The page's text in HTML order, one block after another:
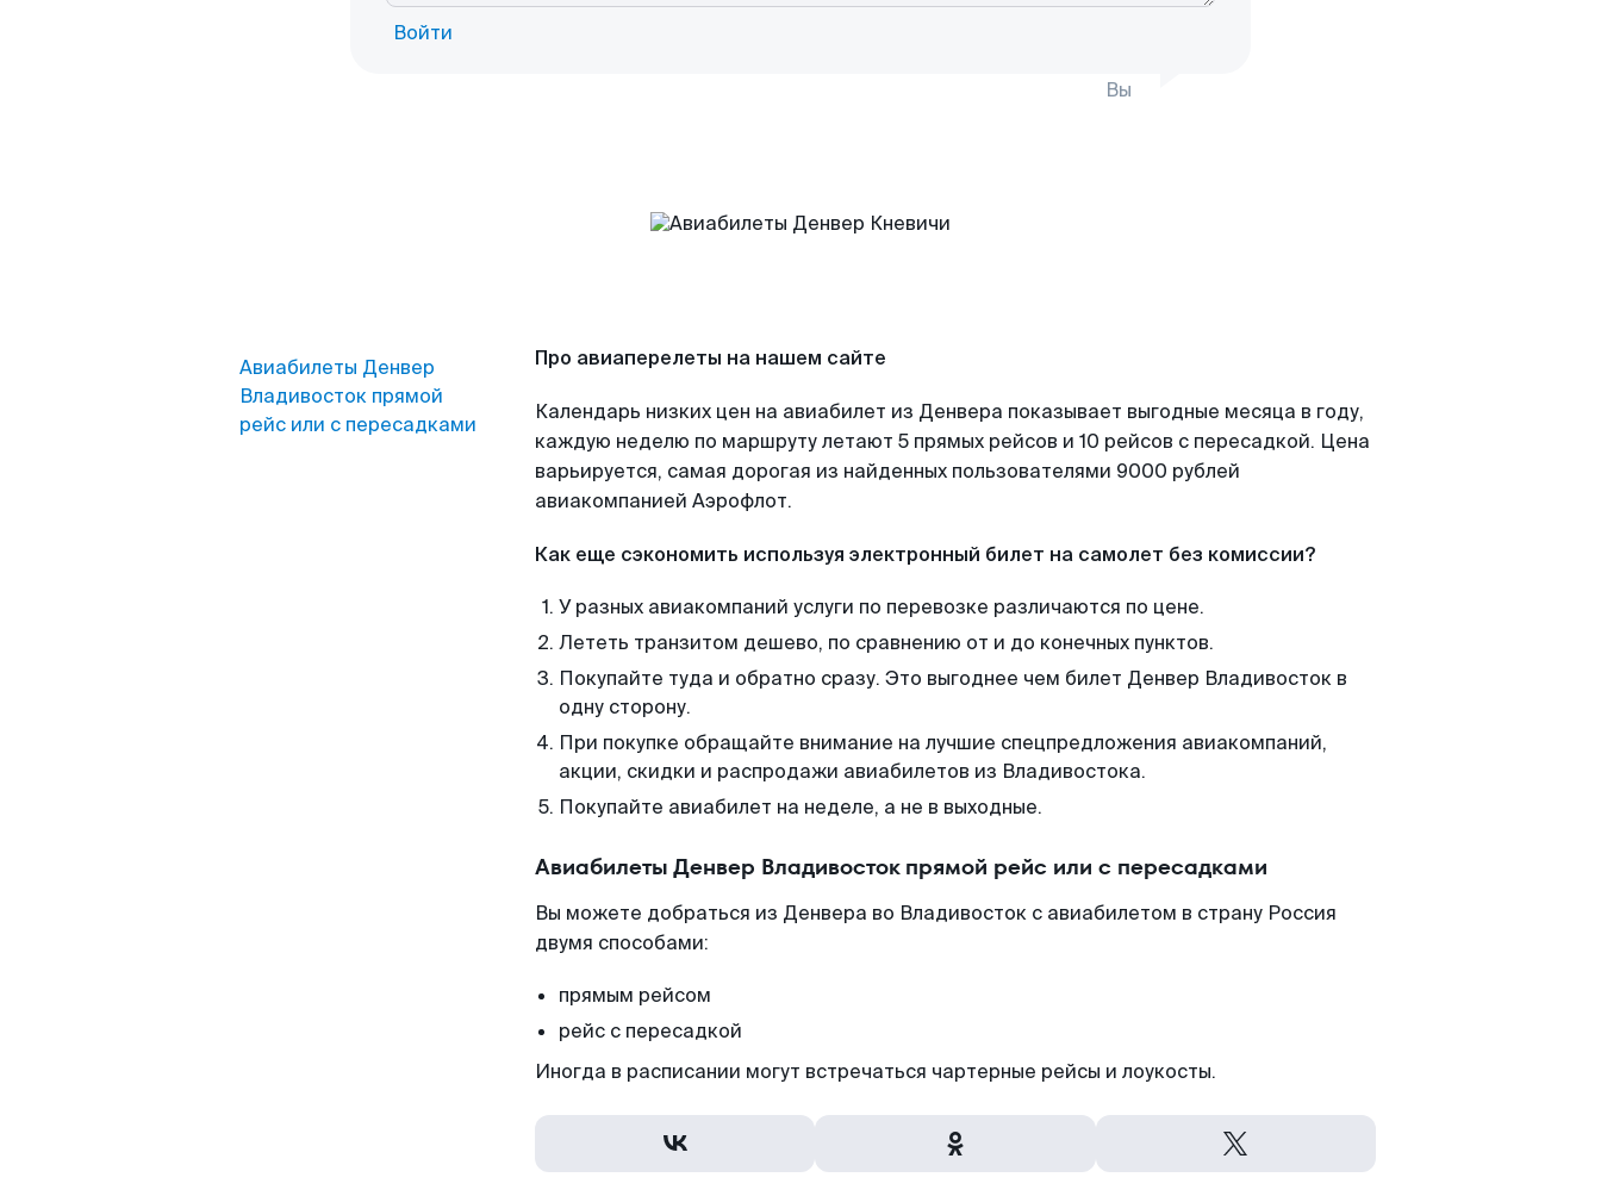
Войти
Вы
Авиабилеты Денвер
Владивосток прямой
рейс или с пересадками
Про авиаперелеты на нашем сайте
Календарь низких цен на авиабилет из Денвера показывает выгодные месяца в году,
каждую неделю по маршруту летают 5 прямых рейсов и 10 рейсов с пересадкой. Цена
варьируется, самая дорогая из найденных пользователями 9000 рублей
авиакомпанией Аэрофлот.
Как еще сэкономить используя электронный билет на самолет без комиссии?
У разных авиакомпаний услуги по перевозке различаются по цене.
Лететь транзитом дешево, по сравнению от и до конечных пунктов.
Покупайте туда и обратно сразу. Это выгоднее чем билет Денвер Владивосток в
одну сторону.
При покупке обращайте внимание на лучшие спецпредложения авиакомпаний,
акции, скидки и распродажи авиабилетов из Владивостока.
Покупайте авиабилет на неделе, а не в выходные.
Авиабилеты Денвер Владивосток прямой рейс или с пересадками
Вы можете добраться из Денвера во Владивосток с авиабилетом в страну Россия
двумя способами:
прямым рейсом
рейс с пересадкой
Иногда в расписании могут встречаться чартерные рейсы и лоукосты.